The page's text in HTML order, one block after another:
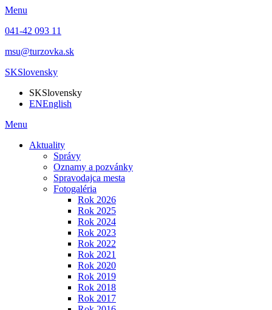
Menu
041-42 093 11
msu@turzovka.sk
SKSlovensky
SKSlovensky
ENEnglish
Menu
Aktuality
Správy
Oznamy a pozvánky
Spravodajca mesta
Fotogaléria
Rok 2026
Rok 2025
Rok 2024
Rok 2023
Rok 2022
Rok 2021
Rok 2020
Rok 2019
Rok 2018
Rok 2017